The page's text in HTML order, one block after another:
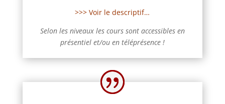
>>> Voir le descriptif…
Selon les niveaux les cours sont accessibles en
présentiel et/ou en téléprésence !